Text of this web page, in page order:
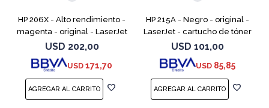
HP 206X - Alto rendimiento -
magenta - original - LaserJet
- cartucho de tóner (W2113X)
- para Color LaserJet Pro
M255, M283, MF
USD 202,00
USD 171,70
HP 215A - Negro - original -
LaserJet - cartucho de tóner
(W2310A) - para Color
LaserJet Pro M155a, M155nw,
MFP M182n, MFP M182n
USD 101,00
USD 85,85